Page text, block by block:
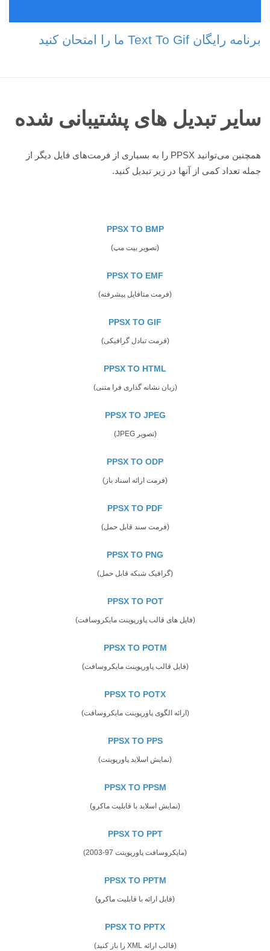
برنامه رایگان Text To Gif ما را امتحان کنید
سایر تبدیل های پشتیبانی شده
همچنین می‌توانید PPSX را به بسیاری از فرمت‌های فایل دیگر از
جمله تعداد کمی از آنها در زیر تبدیل کنید.
PPSX TO BMP
(تصویر بیت مپ)
PPSX TO EMF
(فرمت متافایل پیشرفته)
PPSX TO GIF
(فرمت تبادل گرافیکی)
PPSX TO HTML
(زبان نشانه گذاری فرا متنی)
PPSX TO JPEG
(تصویر JPEG)
PPSX TO ODP
(فرمت ارائه اسناد باز)
PPSX TO PDF
(فرمت سند قابل حمل)
PPSX TO PNG
(گرافیک شبکه قابل حمل)
PPSX TO POT
(فایل های قالب پاورپوینت مایکروسافت)
PPSX TO POTM
(فایل قالب پاورپوینت مایکروسافت)
PPSX TO POTX
(ارائه الگوی پاورپوینت مایکروسافت)
PPSX TO PPS
(نمایش اسلاید پاورپوینت)
PPSX TO PPSM
(نمایش اسلاید با قابلیت ماکرو)
PPSX TO PPT
(مایکروسافت پاورپوینت 97-2003)
PPSX TO PPTM
(فایل ارائه با قابلیت ماکرو)
PPSX TO PPTX
(قالب ارائه XML را باز کنید)